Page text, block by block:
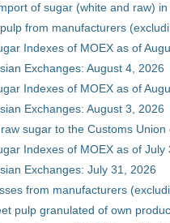
of sugar (white and raw)
from manufacturers
Indexes of MOEX as of
Exchanges: August 4, 2026
Indexes of MOEX as of
Exchanges: August 3, 2026
sugar to the Customs
Indexes of MOEX as of July
Exchanges: July 31, 2026
from manufacturers
pulp granulated of own